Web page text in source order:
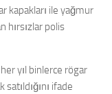
kapakları ile yağmur
hırsızlar polis
yıl binlerce rögar
satıldığını ifade